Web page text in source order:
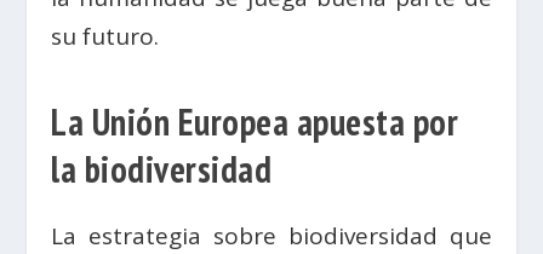
su futuro.
La Unión Europea apuesta por
la biodiversidad
La estrategia sobre biodiversidad que